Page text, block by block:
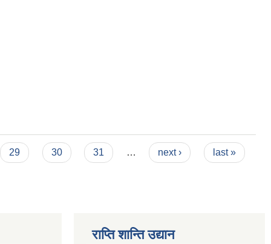
29 30 31 … next › last »
राप्ति शान्ति उद्यान